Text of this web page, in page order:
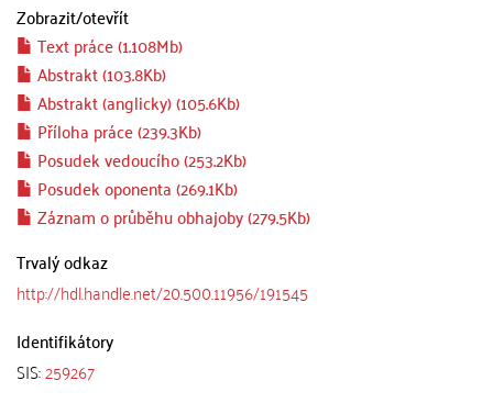
Zobrazit/otevřít
Text práce (1.108Mb)
Abstrakt (103.8Kb)
Abstrakt (anglicky) (105.6Kb)
Příloha práce (239.3Kb)
Posudek vedoucího (253.2Kb)
Posudek oponenta (269.1Kb)
Záznam o průběhu obhajoby (279.5Kb)
Trvalý odkaz
http://hdl.handle.net/20.500.11956/191545
Identifikátory
SIS:259267